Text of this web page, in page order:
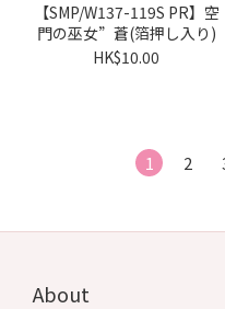
【SMP/W137-119S PR】空
門の巫女”蒼(箔押し入り)
HK$10.00
1 2
About